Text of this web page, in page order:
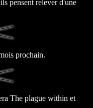
pensent relever d'une
prochain.
The plague within et